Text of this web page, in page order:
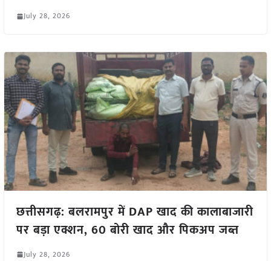
July 28, 2026
छत्तीसगढ़: बलरामपुर में DAP खाद की कालाबाजारी
पर बड़ा एक्शन, 60 बोरी खाद और पिकअप जब्त
July 28, 2026